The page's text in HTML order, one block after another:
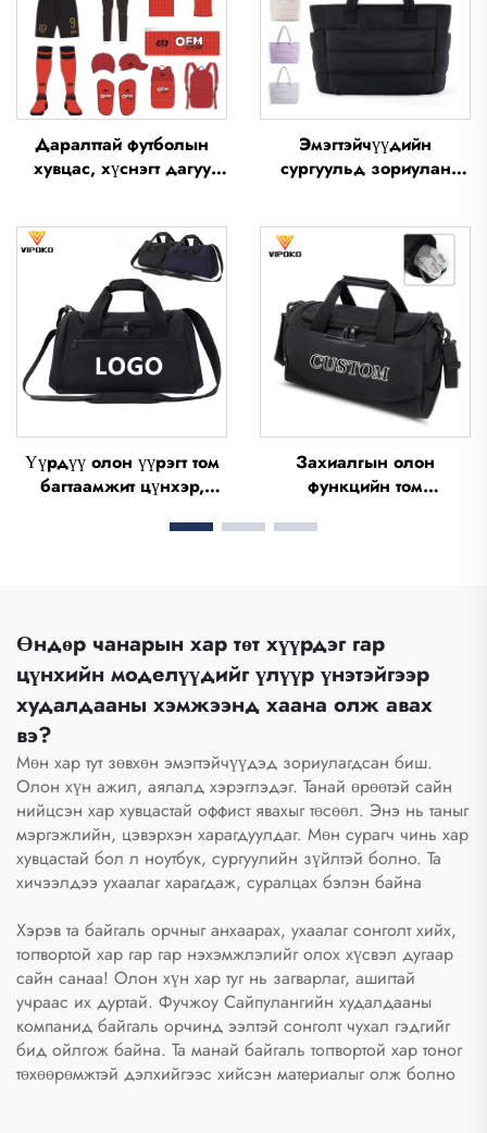
Даралттай футболын
хувцас, хүснэгт дагуу
дасгалын хувцас,
хүснэгт дагуу футболын
спортын хувцас,
футболын бүтнэд
даралттай хувцас
Эмэгтэйчүүдийн
сургуульд зориулан
аялалд зориулан
хийгдсэн төтэ сумка,
хөнгөн гар сумка, алба
төлөөлөгчдийн ус
төөрүүлэх полиэстер төтэ
сумка
Үүрдүү олон үүрэгт том
багтаамжит цүнхэр,
(хүүхдүүд, мужчин), ус
Захиалгын олон
функцийн том
спортын, гимнастик,
дүффел хүндсүүл, гадаа
амьдархуйн дүффел
хүндсүүл
Өндөр чанарын хар төт хүүрдэг гар
цүнхийн моделүүдийг үлүүр үнэтэйгээр
худалдааны хэмжээнд хаана олж авах
вэ?
Мөн хар тут зөвхөн эмэгтэйчүүдэд зориулагдсан биш.
Олон хүн ажил, аялалд хэрэглэдэг. Танай өрөөтэй сайн
нийцсэн хар хувцастай оффист явахыг төсөөл. Энэ нь таныг
мэргэжлийн, цэвэрхэн харагдуулдаг. Мөн сурагч чинь хар
хувцастай бол л ноутбук, сургуулийн зүйлтэй болно. Та
хичээлдээ ухаалаг харагдаж, суралцах бэлэн байна
Хэрэв та байгаль орчныг анхаарах, ухаалаг сонголт хийх,
тогтвортой хар гар гар нэхэмжлэлийг олох хүсвэл дугаар
сайн санаа! Олон хүн хар туг нь загварлаг, ашигтай
учраас их дуртай. Фучжоу Сайпулангийн худалдааны
компанид байгаль орчинд ээлтэй сонголт чухал гэдгийг
бид ойлгож байна. Та манай байгаль тогтвортой хар тоног
төхөөрөмжтэй дэлхийгээс хийсэн материалыг олж болно